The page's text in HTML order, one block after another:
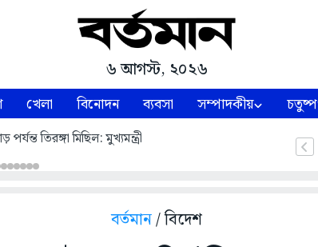
৬ আগস্ট, ২০২৬
খেলা বিনোদন ব্যবসা সম্পাদকীয়
পর্যন্ত তিরঙ্গা মিছিল: মুখ্যমন্ত্রী
বর্তমান/ বিদেশ